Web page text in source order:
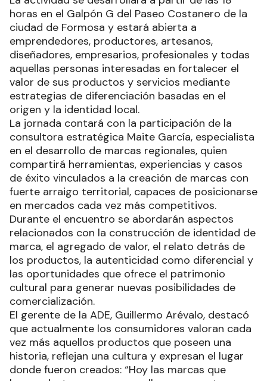
horas en el Galpón G del Paseo Costanero de la
ciudad de Formosa y estará abierta a
emprendedores, productores, artesanos,
diseñadores, empresarios, profesionales y todas
aquellas personas interesadas en fortalecer el
valor de sus productos y servicios mediante
estrategias de diferenciación basadas en el
origen y la identidad local.
La jornada contará con la participación de la
consultora estratégica Maite García, especialista
en el desarrollo de marcas regionales, quien
compartirá herramientas, experiencias y casos
de éxito vinculados a la creación de marcas con
fuerte arraigo territorial, capaces de posicionarse
en mercados cada vez más competitivos.
Durante el encuentro se abordarán aspectos
relacionados con la construcción de identidad de
marca, el agregado de valor, el relato detrás de
los productos, la autenticidad como diferencial y
las oportunidades que ofrece el patrimonio
cultural para generar nuevas posibilidades de
comercialización.
El gerente de la ADE, Guillermo Arévalo, destacó
que actualmente los consumidores valoran cada
vez más aquellos productos que poseen una
historia, reflejan una cultura y expresan el lugar
donde fueron creados: “Hoy las marcas que